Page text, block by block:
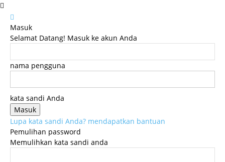
Masuk
Selamat Datang! Masuk ke akun Anda
nama pengguna
kata sandi Anda
Lupa kata sandi Anda? mendapatkan bantuan
Pemulihan password
Memulihkan kata sandi anda